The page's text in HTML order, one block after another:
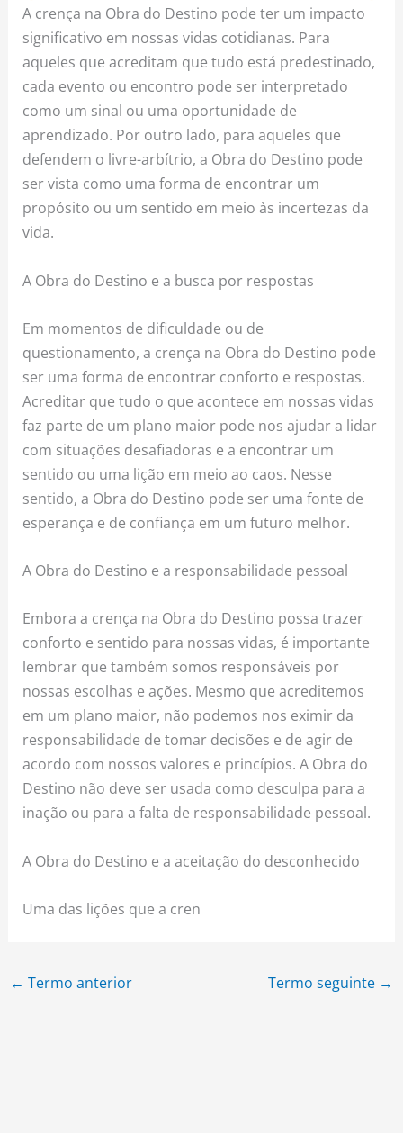
A crença na Obra do Destino pode ter um impacto
significativo em nossas vidas cotidianas. Para
aqueles que acreditam que tudo está predestinado,
cada evento ou encontro pode ser interpretado
como um sinal ou uma oportunidade de
aprendizado. Por outro lado, para aqueles que
defendem o livre-arbítrio, a Obra do Destino pode
ser vista como uma forma de encontrar um
propósito ou um sentido em meio às incertezas da
vida.
A Obra do Destino e a busca por respostas
Em momentos de dificuldade ou de
questionamento, a crença na Obra do Destino pode
ser uma forma de encontrar conforto e respostas.
Acreditar que tudo o que acontece em nossas vidas
faz parte de um plano maior pode nos ajudar a lidar
com situações desafiadoras e a encontrar um
sentido ou uma lição em meio ao caos. Nesse
sentido, a Obra do Destino pode ser uma fonte de
esperança e de confiança em um futuro melhor.
A Obra do Destino e a responsabilidade pessoal
Embora a crença na Obra do Destino possa trazer
conforto e sentido para nossas vidas, é importante
lembrar que também somos responsáveis por
nossas escolhas e ações. Mesmo que acreditemos
em um plano maior, não podemos nos eximir da
responsabilidade de tomar decisões e de agir de
acordo com nossos valores e princípios. A Obra do
Destino não deve ser usada como desculpa para a
inação ou para a falta de responsabilidade pessoal.
A Obra do Destino e a aceitação do desconhecido
Uma das lições que a cren
← Termo anterior Termo seguinte →